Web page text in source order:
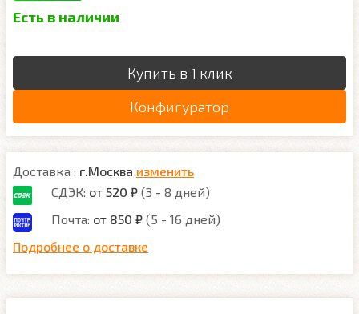
Есть в наличии
Купить в 1 клик
Конфигуратор
Доставка : г.Москва изменить
СДЭК: от 520 ₽ (3 - 8 дней)
Почта: от 850 ₽ (5 - 16 дней)
Подробнее о доставке